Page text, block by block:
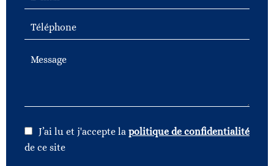
J’ai lu et j'accepte la politique de confidentialité
de ce site